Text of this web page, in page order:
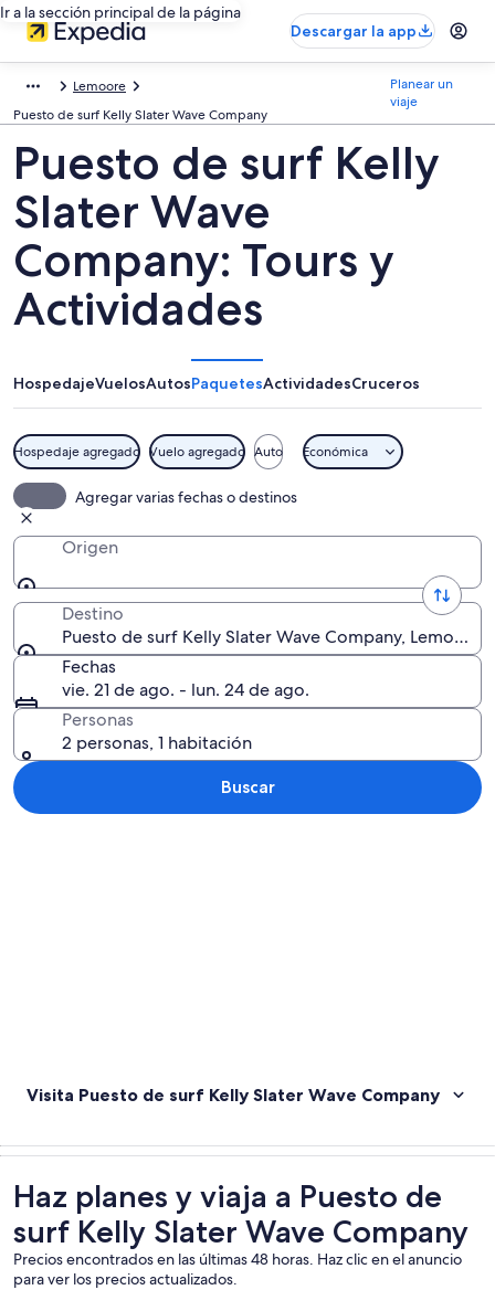
Ir a la sección principal de la página
Descargar la app
Lemoore
Puesto de surf Kelly Slater Wave Company
Planear un
viaje
Puesto de surf Kelly
Slater Wave
Company: Tours y
Actividades
HospedajeVuelosAutosPaquetesActividadesCruceros
Hospedaje agregado Vuelo agregado Auto Económica
Agregar varias fechas o destinos
Origen
Destino
Puesto de surf Kelly Slater Wave Company,
Fechas
vie. 21 de ago. - lun. 24 de ago.
Personas
2 personas, 1 habitación
Buscar
Visita Puesto de surf Kelly Slater Wave Company
Haz planes y viaja a Puesto de
surf Kelly Slater Wave Company
Precios encontrados en las últimas 48 horas. Haz clic en el anuncio
para ver los precios actualizados.